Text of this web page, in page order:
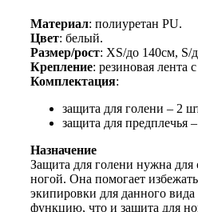
Материал: полиуретан PU.
Цвет: белый.
Размер/рост: XS/до 140см,
Крепление: резиновая лента
Комплектация:
защита для голени – 2
защита для предплечья
Назначение
Защита для голени нужна
ногой. Она помогает
экипировки для данного
функцию, что и защита для